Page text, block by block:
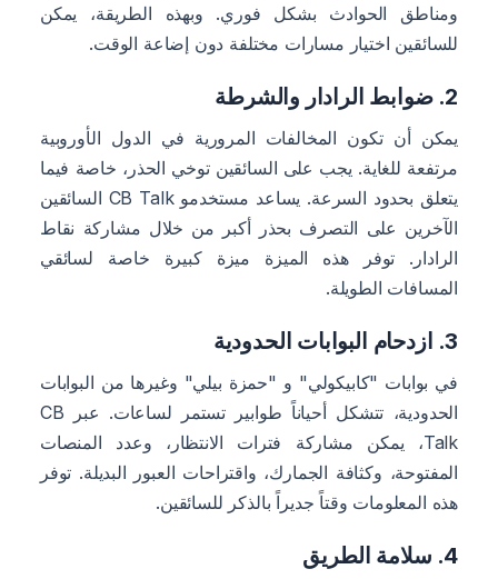
ومناطق الحوادث بشكل فوري. وبهذه الطريقة، يمكن
للسائقين اختيار مسارات مختلفة دون إضاعة الوقت.
2. ضوابط الرادار والشرطة
يمكن أن تكون المخالفات المرورية في الدول الأوروبية
مرتفعة للغاية. يجب على السائقين توخي الحذر، خاصة فيما
يتعلق بحدود السرعة. يساعد مستخدمو CB Talk السائقين
الآخرين على التصرف بحذر أكبر من خلال مشاركة نقاط
الرادار. توفر هذه الميزة ميزة كبيرة خاصة لسائقي
المسافات الطويلة.
3. ازدحام البوابات الحدودية
في بوابات "كابيكولي" و "حمزة بيلي" وغيرها من البوابات
الحدودية، تتشكل أحياناً طوابير تستمر لساعات. عبر CB
Talk، يمكن مشاركة فترات الانتظار، وعدد المنصات
المفتوحة، وكثافة الجمارك، واقتراحات العبور البديلة. توفر
هذه المعلومات وقتاً جديراً بالذكر للسائقين.
4. سلامة الطريق